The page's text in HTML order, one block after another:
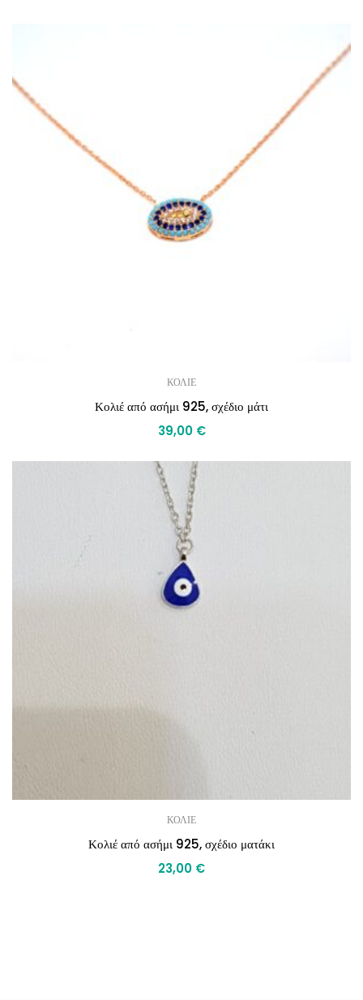
ΚΟΛΙΕ
Κολιέ από ασήμι 925, σχέδιο μάτι
39,00 €
ΚΟΛΙΕ
Κολιέ από ασήμι 925, σχέδιο ματάκι
23,00 €